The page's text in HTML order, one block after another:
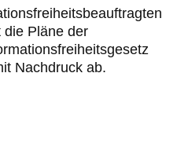
die Pläne der
Nachdruck ab.